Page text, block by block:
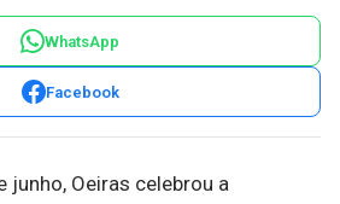
WhatsApp
Facebook
junho, Oeiras celebrou a